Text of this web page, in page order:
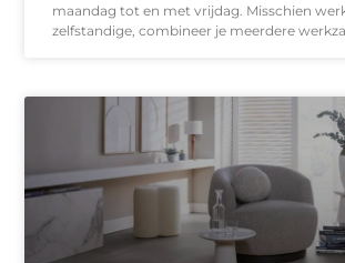
maandag tot en met vrijdag. Misschien
zelfstandige, combineer je meerdere